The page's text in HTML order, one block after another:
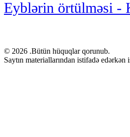
Eyblərin örtülməsi -
© 2026 .Bütün hüquqlar qorunub.
Saytın materiallarından istifadə